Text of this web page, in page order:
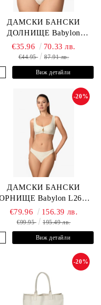
ДАМСКИ БАНСКИ
ДОЛНИЩЕ Babylon
L2613-Z-MTB MARC &
ANDRE
€35.96 70.33 лв.
€44.95 87.91 лв.
Виж детайли
ДАМСКИ БАНСКИ
Babylon L2613-
YP-682 MARC & ANDRE
-20%
€79.96 156.39 лв.
€99.95 195.49 лв.
Виж детайли
-20%